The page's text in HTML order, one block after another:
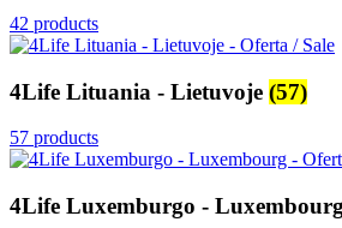
42 products
4Life Lituania - Lietuvoje (57)
57 products
4Life Luxemburgo - Luxembourg